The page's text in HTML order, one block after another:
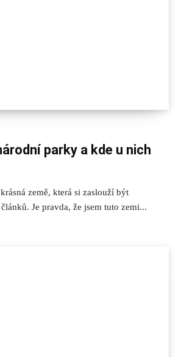
parky a kde u nich
země, která si zaslouží být
Je pravda, že jsem tuto zemi...